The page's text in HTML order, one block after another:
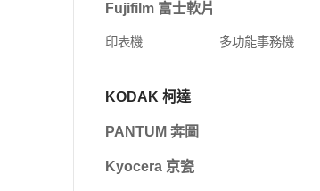
Fujifilm 富士軟片
印表機 多功能事務機
KODAK 柯達
PANTUM 奔圖
Kyocera 京瓷